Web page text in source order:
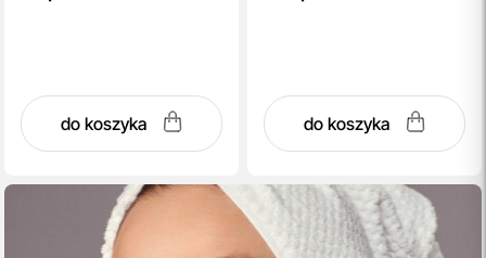
do koszyka do koszyka